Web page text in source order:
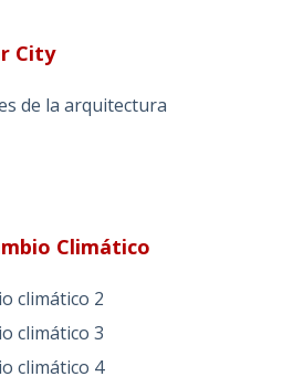
City
de la arquitectura
Climático
climático 2
climático 3
climático 4